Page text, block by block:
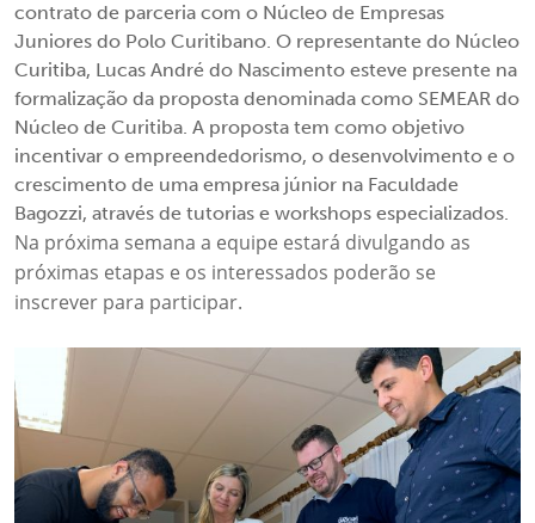
contrato de parceria com o Núcleo de Empresas
Juniores do Polo Curitibano. O representante do Núcleo
Curitiba, Lucas André do Nascimento esteve presente na
formalização da proposta denominada como SEMEAR do
Núcleo de Curitiba. A proposta tem como objetivo
incentivar o empreendedorismo, o desenvolvimento e o
crescimento de uma empresa júnior na Faculdade
Bagozzi, através de tutorias e workshops especializados.
Na próxima semana a equipe estará divulgando as
próximas etapas e os interessados poderão se
inscrever para participar.